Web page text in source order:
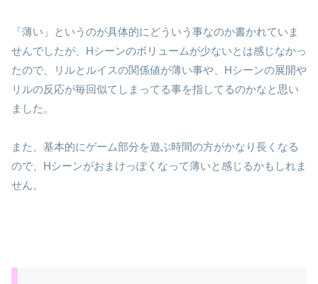
「薄い」というのが具体的にどういう事なのか書かれていま
せんでしたが、Hシーンのボリュームが少ないとは感じなかっ
たので、リルとルイスの関係値が薄い事や、Hシーンの展開や
リルの反応が毎回似てしまってる事を指してるのかなと思い
ました。
また、基本的にゲーム部分を遊ぶ時間の方がかなり長くなる
ので、Hシーンがおまけっぽくなって薄いと感じるかもしれま
せん。